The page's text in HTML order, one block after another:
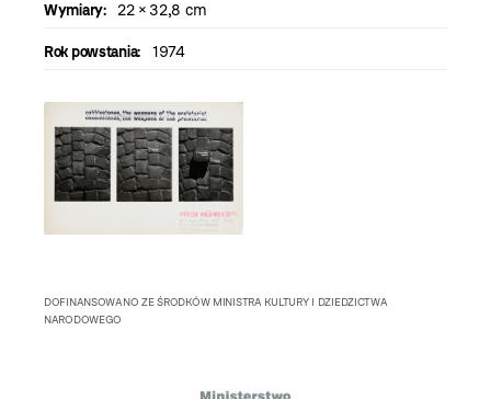
Wymiary: 22 × 32,8 cm
Rok powstania: 1974
DOFINANSOWANO ZE ŚRODKÓW MINISTRA KULTURY I DZIEDZICTWA
NARODOWEGO